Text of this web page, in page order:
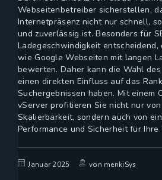
Webseitenbetreiber sicherstellen,
Internetpräsenz nicht nur schnell,
und zuverlässig ist. Besonders für
Ladegeschwindigkeit entscheidend,
wie Google Webseiten mit langen
bewerten. Daher kann die Wahl
einen direkten Einfluss auf das
Suchergebnissen haben. Mit einem
vServer profitieren Sie nicht nur
Skalierbarkeit, sondern auch von
Performance und Sicherheit für Ihre
Januar 2025 von menkiSys